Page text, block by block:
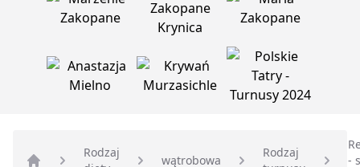
Rodzaj
wątrobowa
Rodzaj
-